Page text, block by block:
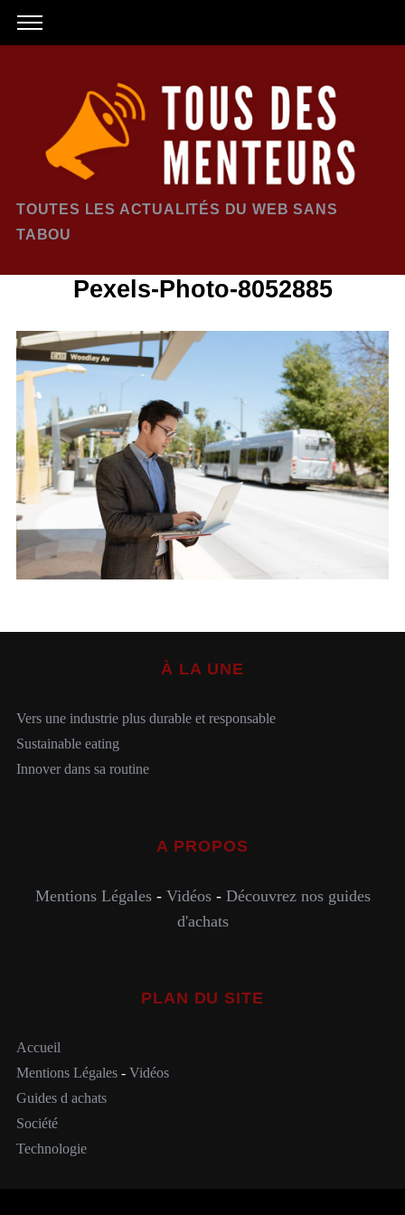
TOUTES LES ACTUALITÉS DU WEB SANS
TABOU
Pexels-Photo-8052885
À LA UNE
Vers une industrie plus durable et responsable
Sustainable eating
Innover dans sa routine
A PROPOS
Mentions Légales- Vidéos- Découvrez nos guides
d'achats
PLAN DU SITE
Accueil
Mentions Légales- Vidéos
Guides d achats
Société
Technologie
S
e
c
r